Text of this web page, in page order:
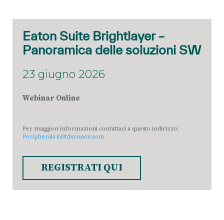
Eaton Suite Brightlayer –
Panoramica delle soluzioni SW
23 giugno 2026
Webinar Online
Per maggiori informazioni contattaci a questo indirizzo:
Peripherals.it@tdsynnex.com
REGISTRATI QUI